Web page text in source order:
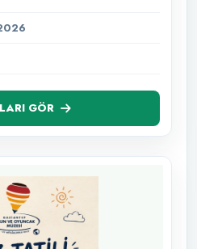
GÖR